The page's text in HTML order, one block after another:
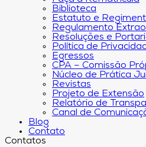
Biblioteca
Estatuto e
Regulamento
Resoluções e
Política de
Egressos
CPA – Comissão
Núcleo de Prática
Revistas
Projeto de Extensão
Relatório de
Canal de
Blog
Contato
Contatos